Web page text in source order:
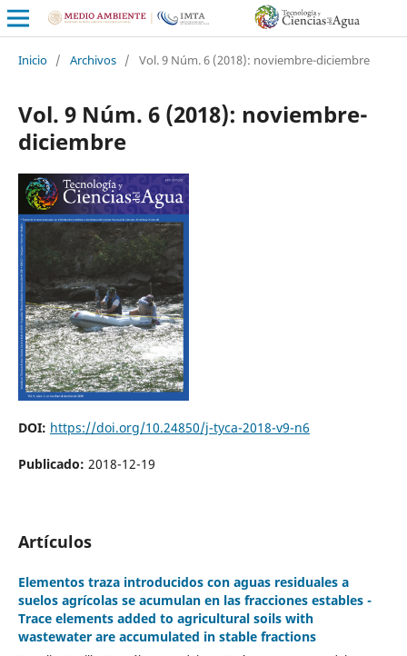
Inicio / Archivos / Vol. 9 Núm. 6 (2018): noviembre-diciembre
Vol. 9 Núm. 6 (2018): noviembre-
diciembre
DOI: https://doi.org/10.24850/j-tyca-2018-v9-n6
Publicado: 2018-12-19
Artículos
Elementos traza introducidos con aguas residuales a
suelos agrícolas se acumulan en las fracciones estables -
Trace elements added to agricultural soils with
wastewater are accumulated in stable fractions